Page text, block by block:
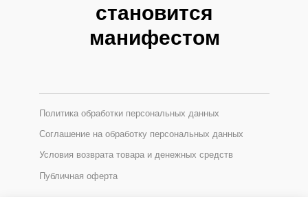
Публичная оферта
Условия возврата товара и денежных средств
Соглашение на обработку персональных данных
Политика обработки персональных данных
становится
манифестом